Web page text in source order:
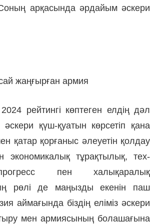
арқасында әрдайым әскери
жаңғырған армия
рейтингі көп­теген елдің дәл
әскери қүш-қуа­тын көрсетіп қана
қатар қорғаныс әлеуе­тін қол­дау
экономикалық тұ­рақ­тылық, тех­
пен халық­аралық
рөлі де маңызды екенін паш
аймағында біздің еліміз әскери
мен армиясының болашағына